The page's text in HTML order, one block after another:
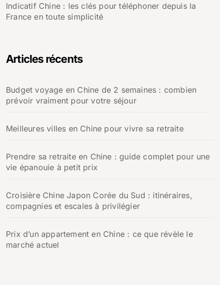
Indicatif Chine : les clés pour téléphoner depuis la
France en toute simplicité
Articles récents
Budget voyage en Chine de 2 semaines : combien
prévoir vraiment pour votre séjour
Meilleures villes en Chine pour vivre sa retraite
Prendre sa retraite en Chine : guide complet pour une
vie épanouie à petit prix
Croisière Chine Japon Corée du Sud : itinéraires,
compagnies et escales à privilégier
Prix d’un appartement en Chine : ce que révèle le
marché actuel